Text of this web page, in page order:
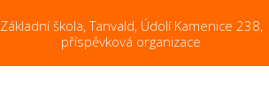
Základní škola, Tanvald, Údolí Kamenice 238,
příspěvková organizace